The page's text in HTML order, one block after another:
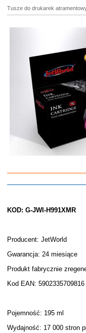
Tusze do drukarek
KOD: G-JWI-H991XMR
Producent: JetWorld
Gwarancja: 24 miesiące
Produkt fabrycznie
Kod EAN: 5902335709816
Pojemność: 195 ml
Wydajność: 17 000 stron